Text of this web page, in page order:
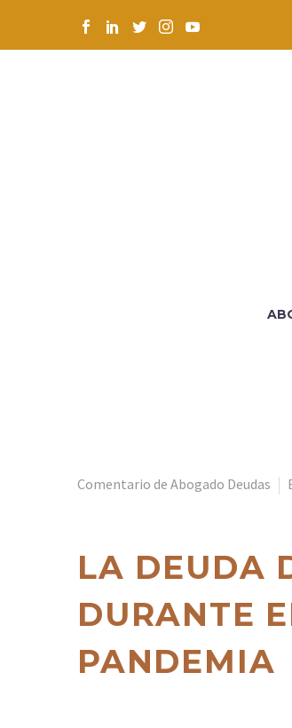
Comentario de Abogado Deudas
LA DEUDA
DURANTE
PANDEMIA